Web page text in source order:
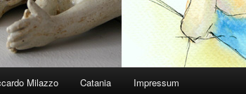
Milazzo Catania Impressum